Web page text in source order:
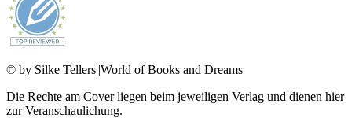
© by Silke Tellers||World of Books and Dreams
Die Rechte am Cover liegen beim jeweiligen Verlag und dienen hier
zur Veranschaulichung.